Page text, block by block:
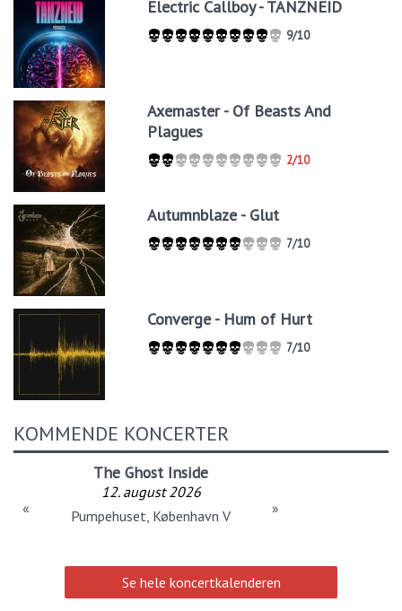
Electric Callboy - TANZNEID
9/10
Axemaster - Of Beasts And
Plagues
2/10
Autumnblaze - Glut
7/10
Converge - Hum of Hurt
7/10
KOMMENDE KONCERTER
The Ghost Inside
12. august 2026
Pumpehuset, København V
« »
Se hele koncertkalenderen